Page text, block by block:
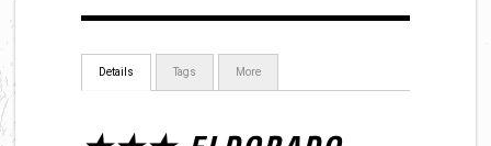
Details Tags More